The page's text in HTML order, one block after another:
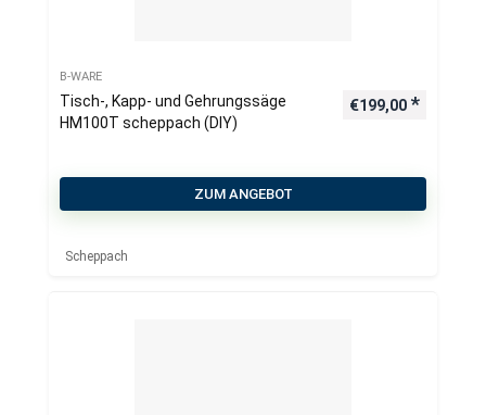
B-WARE
Tisch-, Kapp- und Gehrungssäge
HM100T scheppach (DIY)
€199,00
ZUM ANGEBOT
Scheppach